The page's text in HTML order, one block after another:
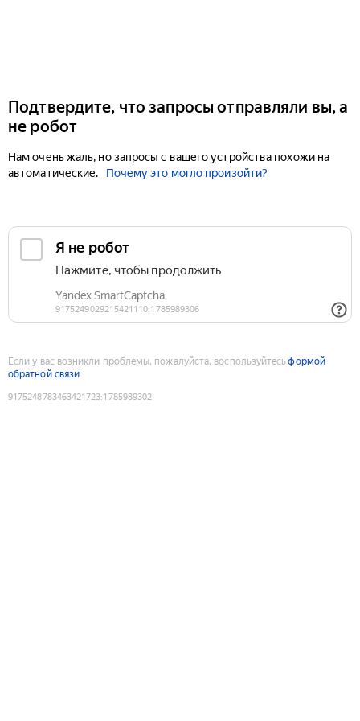
Подтвердите, что запросы отправляли вы, а
не робот
Нам очень жаль, но запросы с вашего устройства похожи на
автоматические.
Почему это могло произойти?
Если у вас возникли проблемы, пожалуйста, воспользуйтесьформой
обратной связи
9175248783463421723:1785989302